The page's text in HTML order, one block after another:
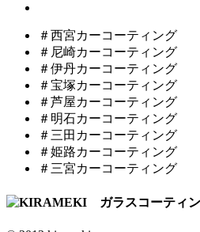
＃西宮カーコーティング
＃尼崎カーコーティング
＃伊丹カーコーティング
＃宝塚カーコーティング
＃芦屋カーコーティング
＃明石カーコーティング
＃三田カーコーティング
＃姫路カーコーティング
＃三宮カーコーティング